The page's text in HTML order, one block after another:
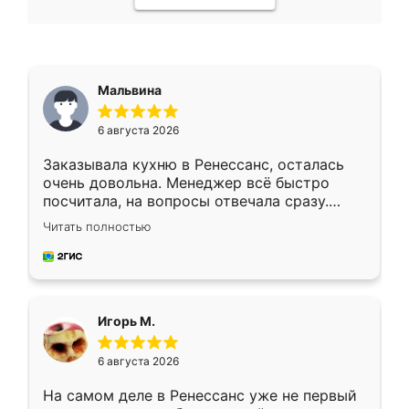
Мальвина
6 августа 2026
Заказывала кухню в Ренессанс, осталась
очень довольна. Менеджер всё быстро
посчитала, на вопросы отвечала сразу.
Замерщик приехал в субботу, подошёл к
делу со всей ответственностью. Собрали
за день, ребята работали аккуратно, даже
Читать полностью
Игорь М.
6 августа 2026
На самом деле в Ренессанс уже не первый